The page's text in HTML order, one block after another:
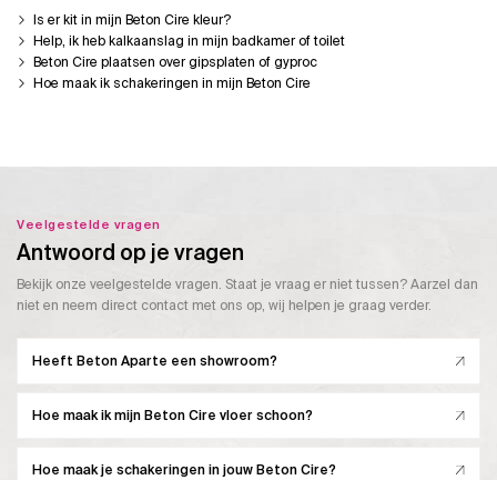
Is er kit in mijn Beton Cire kleur?
Help, ik heb kalkaanslag in mijn badkamer of toilet
Beton Cire plaatsen over gipsplaten of gyproc
Hoe maak ik schakeringen in mijn Beton Cire
Veelgestelde vragen
Antwoord op je vragen
Bekijk onze veelgestelde vragen. Staat je vraag er niet tussen? Aarzel dan
niet en neem direct contact met ons op, wij helpen je graag verder.
Heeft Beton Aparte een showroom?
Hoe maak ik mijn Beton Cire vloer schoon?
Hoe maak je schakeringen in jouw Beton Cire?